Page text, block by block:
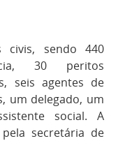
sendo 440
30 peritos
seis agentes de
um delegado, um
social. A
secretária de